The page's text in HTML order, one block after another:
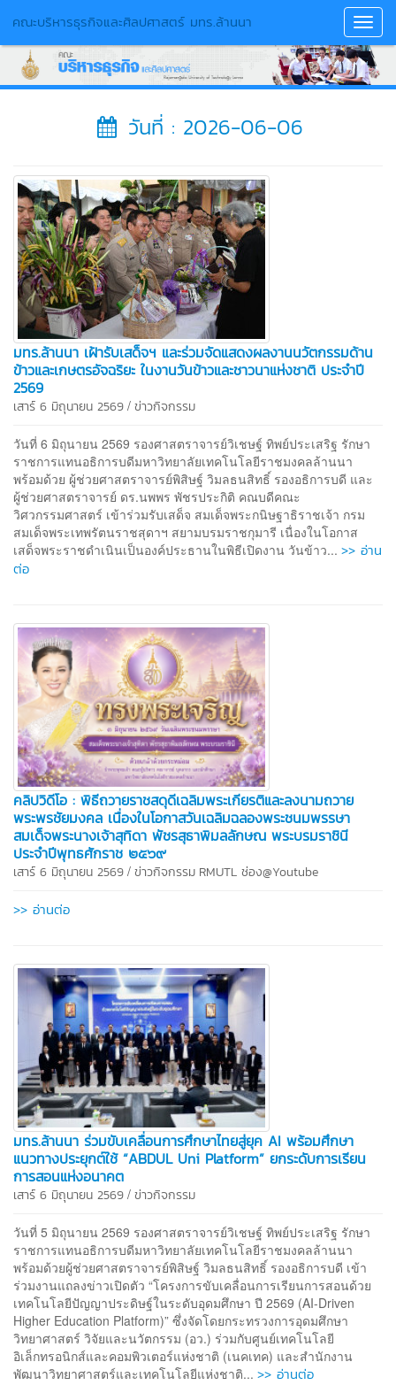
คณะบริหารธุรกิจและศิลปศาสตร์ มทร.ล้านนา
วันที่ : 2026-06-06
มทร.ล้านนา เฝ้ารับเสด็จฯ และร่วมจัดแสดงผลงานนวัตกรรมด้าน
ข้าวและเกษตรอัจฉริยะ ในงานวันข้าวและชาวนาแห่งชาติ ประจำปี
2569
เสาร์ 6 มิถุนายน 2569 / ข่าวกิจกรรม
วันที่ 6 มิถุนายน 2569 รองศาสตราจารย์วิเชษฐ์ ทิพย์ประเสริฐ รักษา
ราชการแทนอธิการบดีมหาวิทยาลัยเทคโนโลยีราชมงคลล้านนา
พร้อมด้วย ผู้ช่วยศาสตราจารย์พิสิษฐ์ วิมลธนสิทธิ์ รองอธิการบดี และ
ผู้ช่วยศาสตราจารย์ ดร.นพพร พัชรประกิติ คณบดีคณะ
วิศวกรรมศาสตร์ เข้าร่วมรับเสด็จ สมเด็จพระกนิษฐาธิราชเจ้า กรม
สมเด็จพระเทพรัตนราชสุดาฯ สยามบรมราชกุมารี เนื่องในโอกาส
เสด็จพระราชดำเนินเป็นองค์ประธานในพิธีเปิดงาน วันข้าว... >> อ่าน
ต่อ
คลิปวิดีโอ : พิธีถวายราชสดุดีเฉลิมพระเกียรติและลงนามถวาย
พระพรชัยมงคล เนื่องในโอกาสวันเฉลิมฉลองพระชนมพรรษา
สมเด็จพระนางเจ้าสุทิดา พัชรสุธาพิมลลักษณ พระบรมราชินี
ประจำปีพุทธศักราช ๒๕๖๙
เสาร์ 6 มิถุนายน 2569 / ข่าวกิจกรรม RMUTL ช่อง@Youtube
>> อ่านต่อ
มทร.ล้านนา ร่วมขับเคลื่อนการศึกษาไทยสู่ยุค AI พร้อมศึกษา
แนวทางประยุกต์ใช้ “ABDUL Uni Platform” ยกระดับการเรียน
การสอนแห่งอนาคต
เสาร์ 6 มิถุนายน 2569 / ข่าวกิจกรรม
วันที่ 5 มิถุนายน 2569 รองศาสตราจารย์วิเชษฐ์ ทิพย์ประเสริฐ รักษา
ราชการแทนอธิการบดีมหาวิทยาลัยเทคโนโลยีราชมงคลล้านนา
พร้อมด้วยผู้ช่วยศาสตราจารย์พิสิษฐ์ วิมลธนสิทธิ์ รองอธิการบดี เข้า
ร่วมงานแถลงข่าวเปิดตัว “โครงการขับเคลื่อนการเรียนการสอนด้วย
เทคโนโลยีปัญญาประดิษฐ์ในระดับอุดมศึกษา ปี 2569 (AI-Driven
Higher Education Platform)” ซึ่งจัดโดยกระทรวงการอุดมศึกษา
วิทยาศาสตร์ วิจัยและนวัตกรรม (อว.) ร่วมกับศูนย์เทคโนโลยี
อิเล็กทรอนิกส์และคอมพิวเตอร์แห่งชาติ (เนคเทค) และสำนักงาน
พัฒนาวิทยาศาสตร์และเทคโนโลยีแห่งชาติ... >> อ่านต่อ